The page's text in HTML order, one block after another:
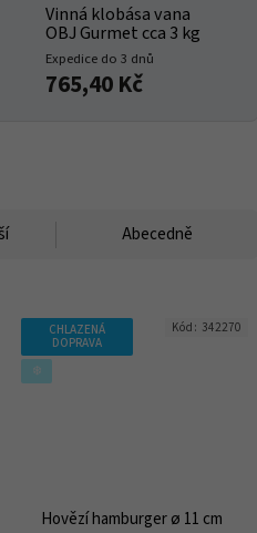
Vinná klobása vana
OBJ Gurmet cca 3 kg
Expedice do 3 dnů
765,40 Kč
Abecedně
CHLAZENÁ
DOPRAVA
❄️
Hovězí hamburger ø 11 cm
Kód: 342270